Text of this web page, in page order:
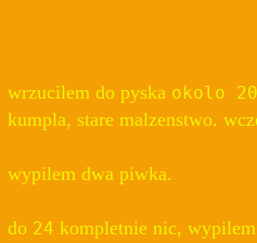
wrzucilem do pyska okolo
kumpla, stare malzenstwo.
wypilem dwa piwka.
do 24 kompletnie nic,